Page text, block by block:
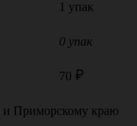
1 упак
0 упак
70
и Приморскому краю